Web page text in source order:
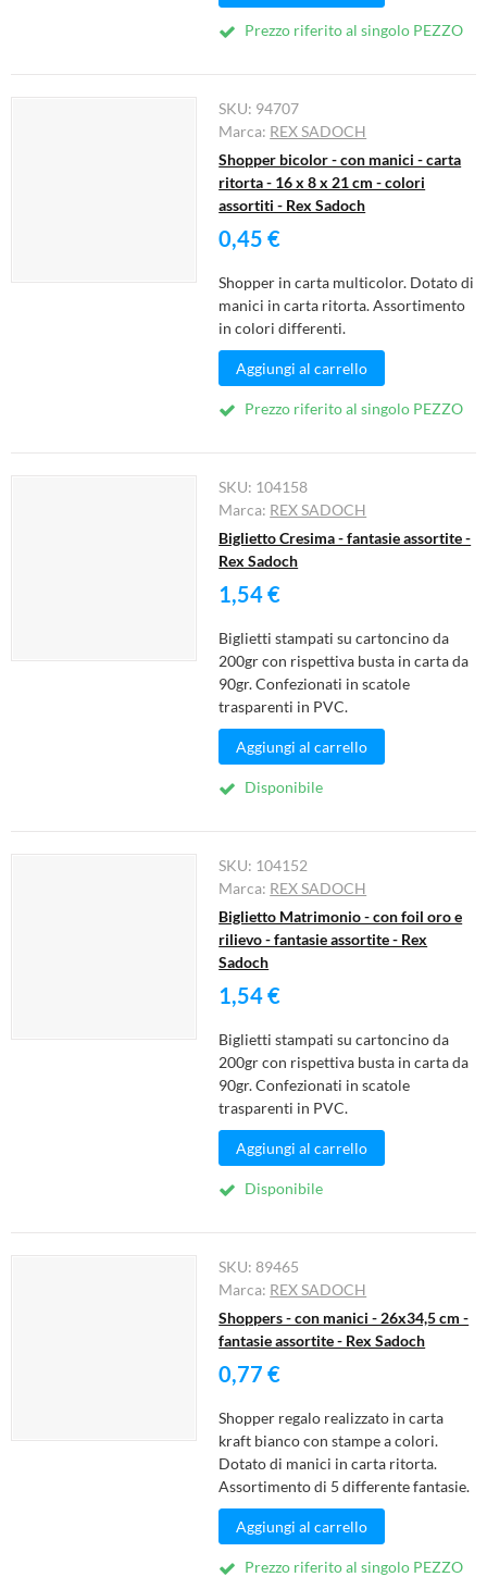
Prezzo riferito al singolo PEZZO
SKU: 94707
Marca: REX SADOCH
Shopper bicolor - con manici - carta
ritorta - 16 x 8 x 21 cm - colori
assortiti - Rex Sadoch
0,45 €
Shopper in carta multicolor. Dotato di
manici in carta ritorta. Assortimento
in colori differenti.
Aggiungi al carrello
Prezzo riferito al singolo PEZZO
SKU: 104158
Marca: REX SADOCH
Biglietto Cresima - fantasie assortite -
Rex Sadoch
1,54 €
Biglietti stampati su cartoncino da
200gr con rispettiva busta in carta da
90gr. Confezionati in scatole
trasparenti in PVC.
Aggiungi al carrello
Disponibile
SKU: 104152
Marca: REX SADOCH
Biglietto Matrimonio - con foil oro e
rilievo - fantasie assortite - Rex
Sadoch
1,54 €
Biglietti stampati su cartoncino da
200gr con rispettiva busta in carta da
90gr. Confezionati in scatole
trasparenti in PVC.
Aggiungi al carrello
Disponibile
SKU:89465
Marca: REX SADOCH
Shoppers - con manici - 26x34,5 cm -
fantasie assortite - Rex Sadoch
0,77 €
Shopper regalo realizzato in carta
kraft bianco con stampe a colori.
Dotato di manici in carta ritorta.
Assortimento di 5 differente fantasie.
Aggiungi al carrello
Prezzo riferito al singolo PEZZO